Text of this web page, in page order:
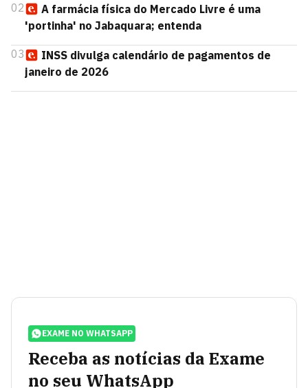
02
A farmácia física do Mercado Livre é uma
'portinha' no Jabaquara; entenda
03
INSS divulga calendário de pagamentos de
janeiro de 2026
EXAME NO WHATSAPP
Receba as notícias da Exame
no seu WhatsApp